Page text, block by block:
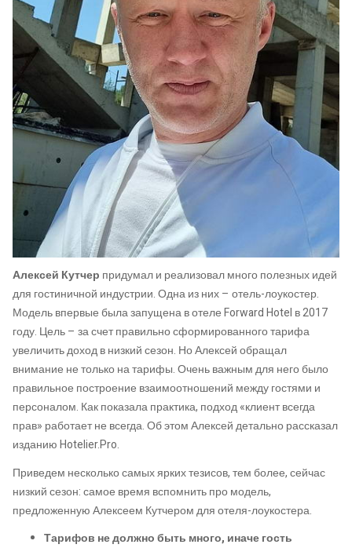
Алексей Кутчер придумал и реализовал много полезных идей
для гостиничной индустрии. Одна из них – отель-лоукостер.
Модель впервые была запущена в отеле Forward Hotel в 2017
году. Цель – за счет правильно сформированного тарифа
увеличить доход в низкий сезон. Но Алексей обращал
внимание не только на тарифы. Очень важным для него было
правильное построение взаимоотношений между гостями и
персоналом. Как показала практика, подход «клиент всегда
прав» работает не всегда. Об этом Алексей детально рассказал
изданию Hotelier.Pro.
Приведем несколько самых ярких тезисов, тем более, сейчас
низкий сезон: самое время вспомнить про модель,
предложенную Алексеем Кутчером для отеля-лоукостера.
Тарифов не должно быть много, иначе гость